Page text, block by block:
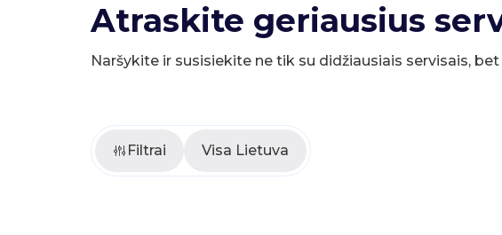
Atraskite geriausius
Naršykite ir susisiekite ne tik su didžiausiais servisais,
Filtrai Visa Lietuva